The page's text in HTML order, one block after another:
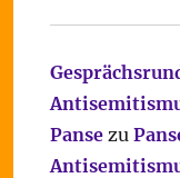
Pansezu